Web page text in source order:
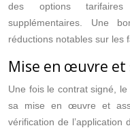
des options
supplémentaires. Une
réductions notables sur les
Mise en œuvre
Une fois le contrat signé,
sa mise en œuvre et
vérification de l’application